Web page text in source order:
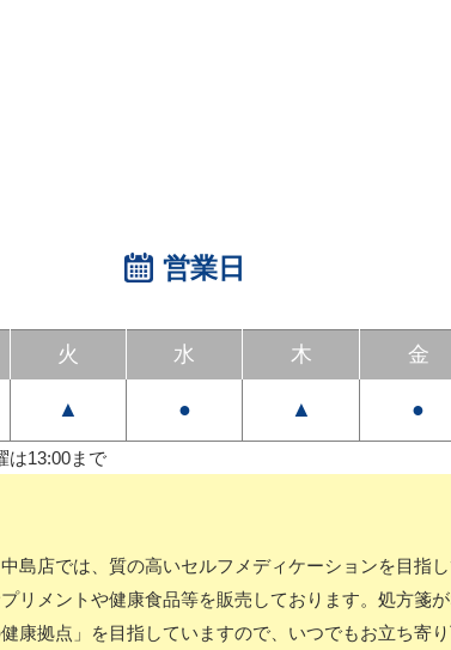
営業日
火 水 木 金
▲ ● ▲ ●
は13:00まで
島店では、質の高いセルフメディケーションを目指し
リメントや健康食品等を販売しております。処方箋
康拠点」を目指していますので、いつでもお立ち寄り